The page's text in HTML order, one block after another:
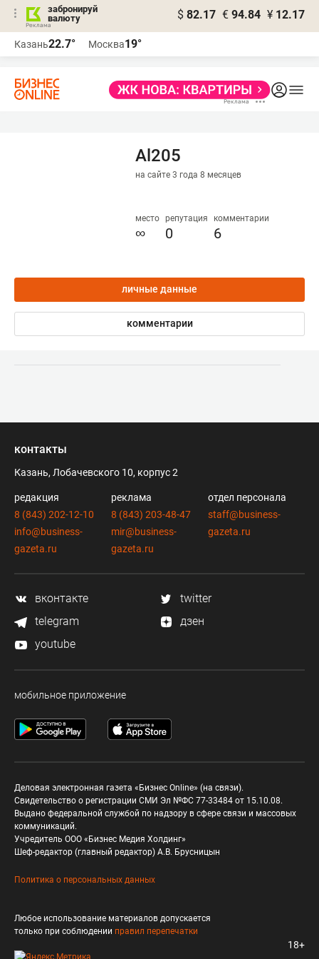
забронируй
валюту
$ 82.17 € 94.84 ¥ 12.17
Казань22.7° Москва19°
Al205
на сайте 3 года 8 месяцев
место
∞
репутация
0
комментарии
6
личные данные
комментарии
контакты
Казань, Лобачевского 10, корпус 2
редакция
8 (843) 202-12-10
info@business-
gazeta.ru
реклама
8 (843) 203-48-47
mir@business-
gazeta.ru
отдел персонала
staff@business-
gazeta.ru
вконтакте
twitter
telegram
дзен
youtube
мобильное приложение
Деловая электронная газета «Бизнес Online» (на связи).
Свидетельство о регистрации СМИ Эл №ФС 77-33484 от 15.10.08.
Выдано федеральной службой по надзору в сфере связи и массовых
коммуникаций.
Учредитель ООО «Бизнес Медия Холдинг»
Шеф-редактор (главный редактор) А.В. Брусницын
Политика о персональных данных
Любое использование материалов допускается
только при соблюдении правил перепечатки
18+